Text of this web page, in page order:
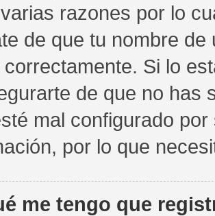
razones por lo
de que tu nombre
Si lo
de que no has
mal configurado
por lo que
me tengo que